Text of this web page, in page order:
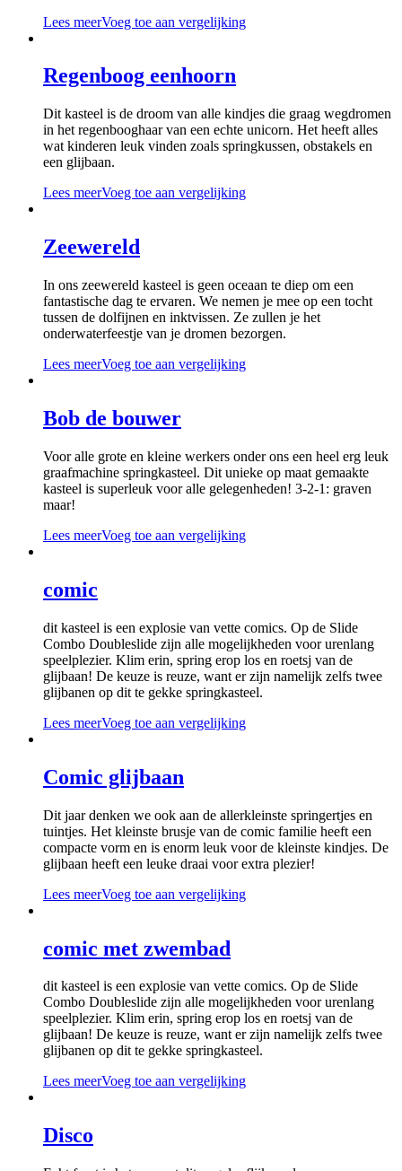
Lees meerVoeg toe aan vergelijking
Regenboog eenhoorn
Dit kasteel is de droom van alle kindjes die graag wegdromen
in het regenbooghaar van een echte unicorn. Het heeft alles
wat kinderen leuk vinden zoals springkussen, obstakels en
een glijbaan.
Lees meerVoeg toe aan vergelijking
Zeewereld
In ons zeewereld kasteel is geen oceaan te diep om een
fantastische dag te ervaren. We nemen je mee op een tocht
tussen de dolfijnen en inktvissen. Ze zullen je het
onderwaterfeestje van je dromen bezorgen.
Lees meerVoeg toe aan vergelijking
Bob de bouwer
Voor alle grote en kleine werkers onder ons een heel erg leuk
graafmachine springkasteel. Dit unieke op maat gemaakte
kasteel is superleuk voor alle gelegenheden! 3-2-1: graven
maar!
Lees meerVoeg toe aan vergelijking
comic
dit kasteel is een explosie van vette comics. Op de Slide
Combo Doubleslide zijn alle mogelijkheden voor urenlang
speelplezier. Klim erin, spring erop los en roetsj van de
glijbaan! De keuze is reuze, want er zijn namelijk zelfs twee
glijbanen op dit te gekke springkasteel.
Lees meerVoeg toe aan vergelijking
Comic glijbaan
Dit jaar denken we ook aan de allerkleinste springertjes en
tuintjes. Het kleinste brusje van de comic familie heeft een
compacte vorm en is enorm leuk voor de kleinste kindjes. De
glijbaan heeft een leuke draai voor extra plezier!
Lees meerVoeg toe aan vergelijking
comic met zwembad
dit kasteel is een explosie van vette comics. Op de Slide
Combo Doubleslide zijn alle mogelijkheden voor urenlang
speelplezier. Klim erin, spring erop los en roetsj van de
glijbaan! De keuze is reuze, want er zijn namelijk zelfs twee
glijbanen op dit te gekke springkasteel.
Lees meerVoeg toe aan vergelijking
Disco